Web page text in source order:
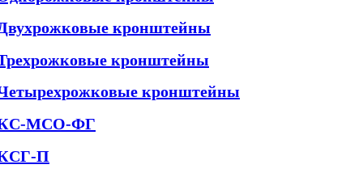
кронштейны
кронштейны
кронштейны
МСО-ФГ
П